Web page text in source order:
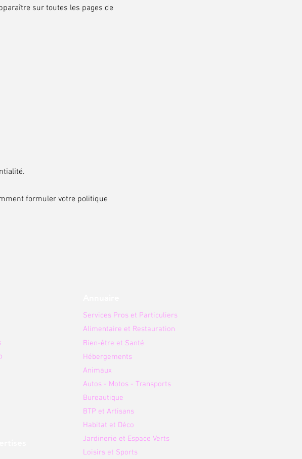
sur toutes les pages de
formuler votre politique
Services Pros et Particuliers
Alimentaire et Restauration
Bien-être et Santé
Hébergements
Animaux
Autos - Motos - Transports
Bureautique
BTP et Artisans
Habitat et Déco
Jardinerie et Espace Verts
Loisirs et Sports